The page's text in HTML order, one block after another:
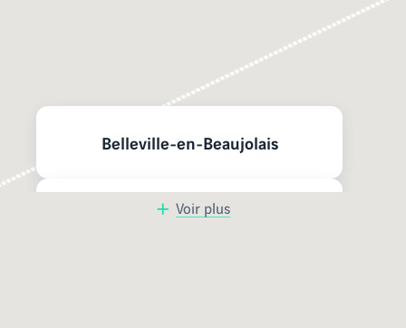
Nos programmes neufs à
proximité
Belleville-en-Beaujolais
Bourg-en-Bresse
Voir plus